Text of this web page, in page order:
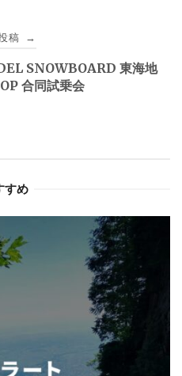
稿 →
SNOWBOARD 東海地
合同試乗会
すめ